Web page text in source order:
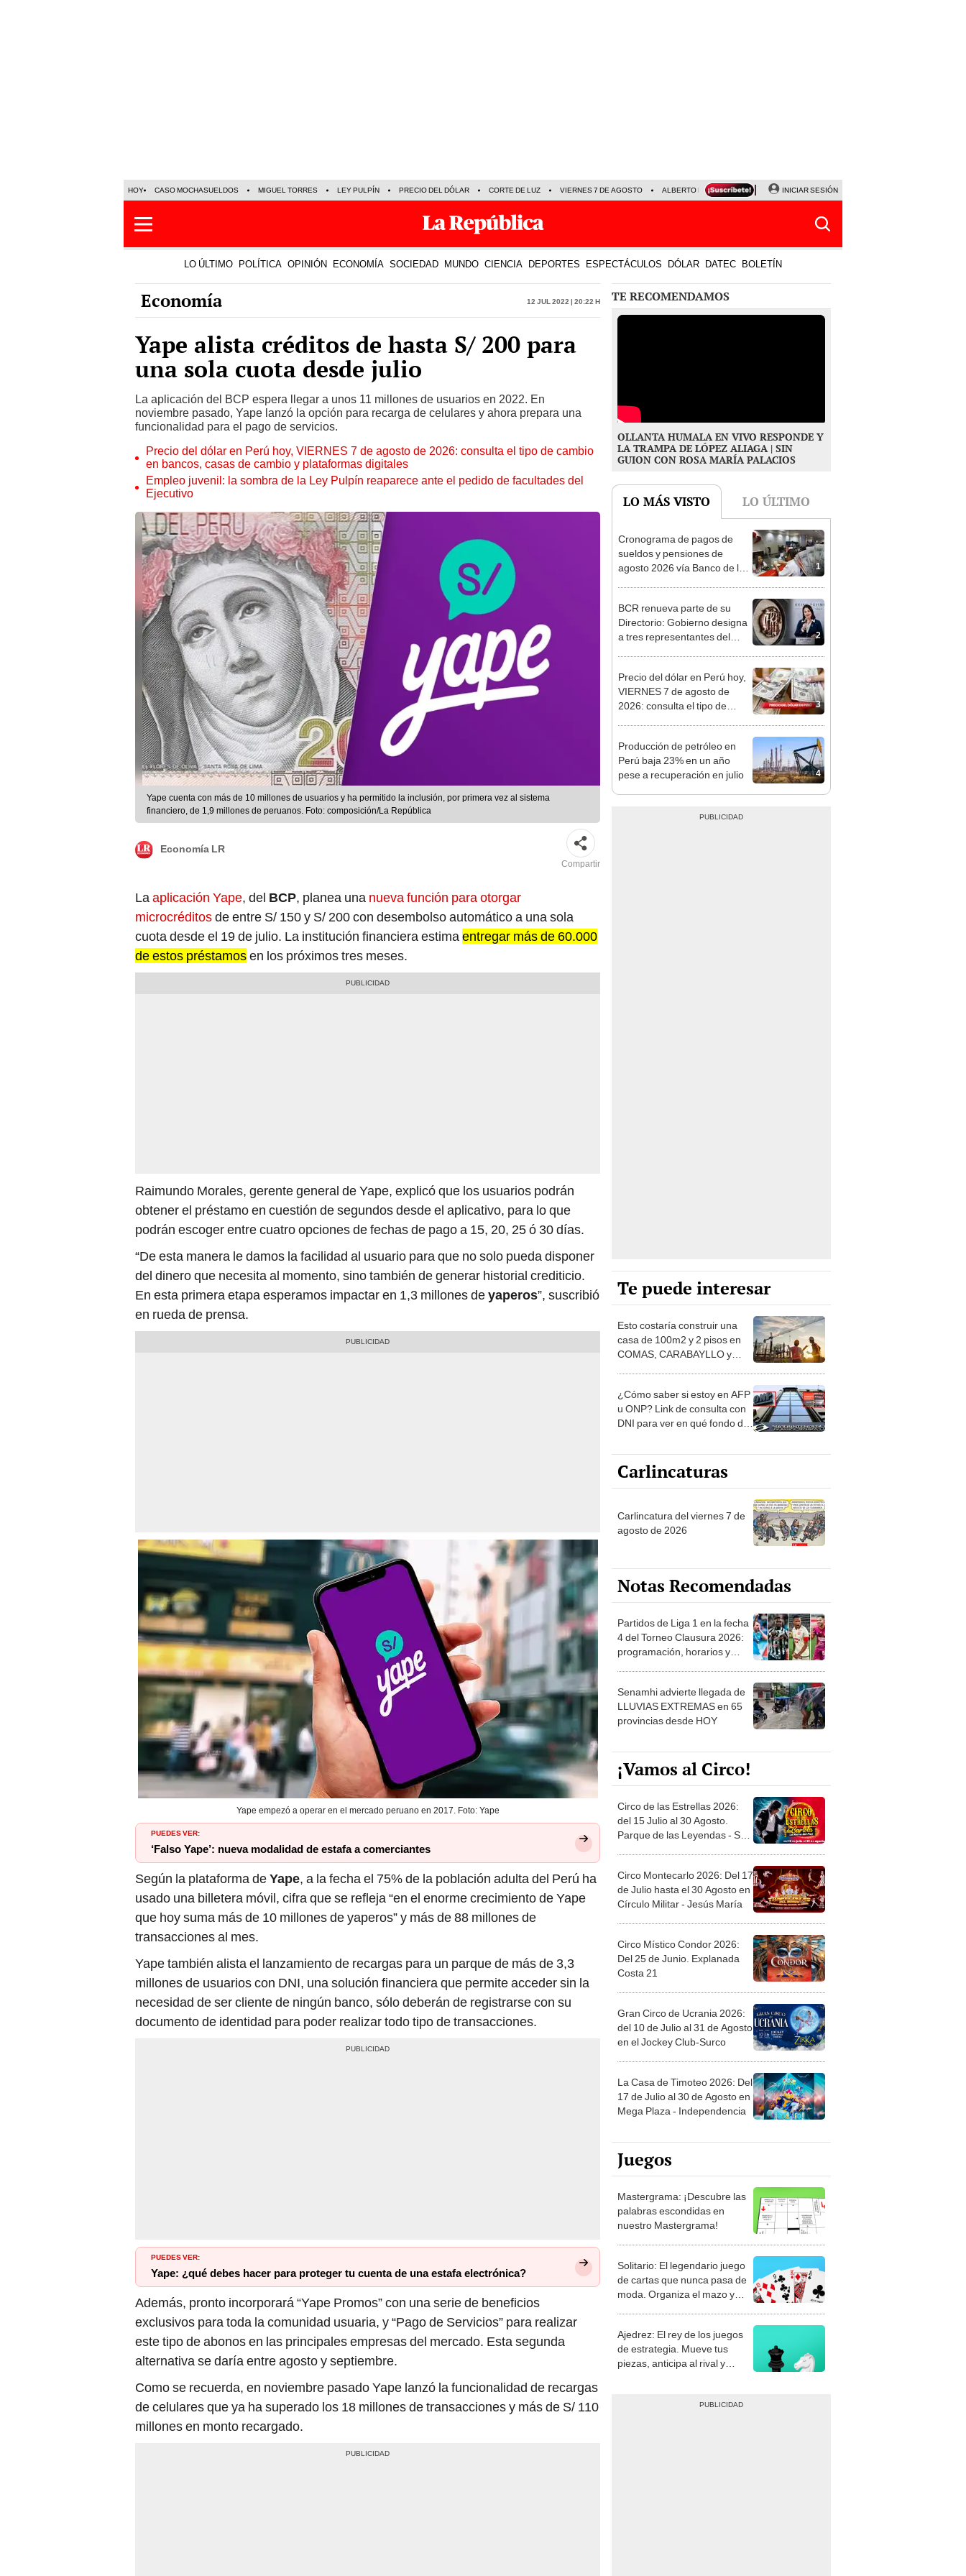
HOY CASO MOCHASUELDOS MIGUEL TORRES LEY PULPÍN PRECIO DEL DÓLAR CORTE DE LUZ VIERNES 7 DE AGOSTO ALBERTO BENAVIDES NALDY SALDAÑA
INICIAR SESIÓN
LO ÚLTIMO POLÍTICA OPINIÓN ECONOMÍA SOCIEDAD MUNDO CIENCIA DEPORTES ESPECTÁCULOS DÓLAR DATEC BOLETÍN
Economía 12 Jul 2022 | 20:22 h
Yape alista créditos de hasta S/ 200 para
una sola cuota desde julio
La aplicación del BCP espera llegar a unos 11 millones de usuarios en 2022. En
noviembre pasado, Yape lanzó la opción para recarga de celulares y ahora prepara una
funcionalidad para el pago de servicios.
Precio del dólar en Perú hoy, VIERNES 7 de agosto de 2026: consulta el tipo de cambio
en bancos, casas de cambio y plataformas digitales
Empleo juvenil: la sombra de la Ley Pulpín reaparece ante el pedido de facultades del
Ejecutivo
Yape cuenta con más de 10 millones de usuarios y ha permitido la inclusión, por primera vez al sistema
financiero, de 1,9 millones de peruanos. Foto: composición/La República
Economía LR
Compartir
Laaplicación Yape, del BCP, planea una nueva función para otorgar
microcréditosde entre S/ 150 y S/ 200 con desembolso automático a una sola
cuota desde el 19 de julio. La institución financiera estimaentregar más de 60.000
de estos préstamosen los próximos tres meses.
Raimundo Morales, gerente general de Yape, explicó que los usuarios podrán
obtener el préstamo en cuestión de segundos desde el aplicativo, para lo que
podrán escoger entre cuatro opciones de fechas de pago a 15, 20, 25 ó 30 días.
“De esta manera le damos la facilidad al usuario para que no solo pueda disponer
del dinero que necesita al momento, sino también de generar historial crediticio.
En esta primera etapa esperamos impactar en 1,3 millones deyaperos”, suscribió
en rueda de prensa.
Yape empezó a operar en el mercado peruano en 2017. Foto: Yape
PUEDES VER:
‘Falso Yape’: nueva modalidad de estafa a comerciantes
Según la plataforma deYape, a la fecha el 75% de la población adulta del Perú ha
usado una billetera móvil, cifra que se refleja “en el enorme crecimiento de Yape
que hoy suma más de 10 millones de yaperos” y más de 88 millones de
transacciones al mes.
Yape también alista el lanzamiento de recargas para un parque de más de 3,3
millones de usuarios con DNI, una solución financiera que permite acceder sin la
necesidad de ser cliente de ningún banco, sólo deberán de registrarse con su
documento de identidad para poder realizar todo tipo de transacciones.
PUEDES VER:
Yape: ¿qué debes hacer para proteger tu cuenta de una estafa electrónica?
Además, pronto incorporará “Yape Promos” con una serie de beneficios
exclusivos para toda la comunidad usuaria, y “Pago de Servicios” para realizar
este tipo de abonos en las principales empresas del mercado. Esta segunda
alternativa se daría entre agosto y septiembre.
Como se recuerda, en noviembre pasado Yape lanzó la funcionalidad de recargas
de celulares que ya ha superado los 18 millones de transacciones y más de S/ 110
millones en monto recargado.
TE RECOMENDAMOS
OLLANTA HUMALA EN VIVO RESPONDE Y
LA TRAMPA DE LÓPEZ ALIAGA | SIN
GUION CON ROSA MARÍA PALACIOS
LO MÁS VISTO LO ÚLTIMO
1
Cronograma de pagos de
sueldos y pensiones de
agosto 2026 vía Banco de la
2
BCR renueva parte de su
Directorio: Gobierno designa
a tres representantes del
3
Precio del dólar en Perú hoy,
VIERNES 7 de agosto de
2026: consulta el tipo de
digitales
4
Producción de petróleo en
Perú baja 23% en un año
pese a recuperación en julio
Te puede interesar
Esto costaría construir una
casa de 100m2 y 2 pisos en
COMAS, CARABAYLLO y
¿Cómo saber si estoy en AFP
u ONP? Link de consulta con
DNI para ver en qué fondo de
Carlincaturas
Carlincatura del viernes 7 de
agosto de 2026
Notas Recomendadas
Partidos de Liga 1 en la fecha
4 del Torneo Clausura 2026:
programación, horarios y
Senamhi advierte llegada de
LLUVIAS EXTREMAS en 65
provincias desde HOY
¡Vamos al Circo!
Circo de las Estrellas 2026:
del 15 Julio al 30 Agosto.
Parque de las Leyendas - San
Circo Montecarlo 2026: Del 17
de Julio hasta el 30 Agosto en
Círculo Militar - Jesús María
Circo Místico Condor 2026:
Del 25 de Junio. Explanada
Costa 21
Gran Circo de Ucrania 2026:
del 10 de Julio al 31 de Agosto
en el Jockey Club-Surco
La Casa de Timoteo 2026: Del
17 de Julio al 30 de Agosto en
Mega Plaza - Independencia
Juegos
Mastergrama: ¡Descubre las
palabras escondidas en
nuestro Mastergrama!
Solitario: El legendario juego
de cartas que nunca pasa de
moda. Organiza el mazo y
Ajedrez: El rey de los juegos
de estrategia. Mueve tus
piezas, anticipa al rival y